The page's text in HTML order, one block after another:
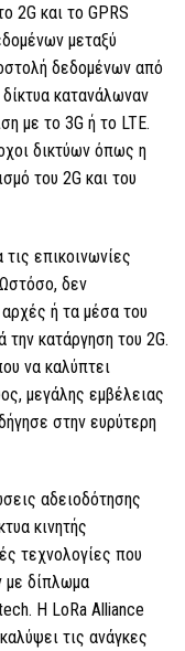
2G και το GPRS
μεταξύ
δεδομένων από
κατανάλωναν
με το 3G ή το LTE.
δικτύων όπως η
του 2G και του
επικοινωνίες
δεν
αρχές ή τα μέσα του
την κατάργηση του 2G.
να καλύπτει
μεγάλης εμβέλειας
στην ευρύτερη
αδειοδότησης
κινητής
τεχνολογίες που
με δίπλωμα
Η LoRaAlliance
τις ανάγκες